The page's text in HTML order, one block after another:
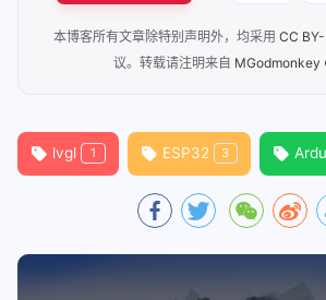
本博客所有文章除特别声明外，均采用 CC
议。转载请注明来自 MGodmonkey
lvgl 1 ESP32 3